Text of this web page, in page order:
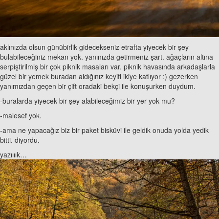
aklınızda olsun günübirlik gidecekseniz etrafta yiyecek bir şey
bulabileceğiniz mekan yok. yanınızda getirmeniz şart. ağaçların altına
serpiştirilmiş bir çok piknik masaları var. piknik havasında arkadaşlarla
güzel bir yemek buradan aldığınız keyifi ikiye katlıyor :) gezerken
yanımızdan geçen bir çift oradaki bekçi ile konuşurken duydum.
-buralarda yiyecek bir şey alabileceğimiz bir yer yok mu?
-malesef yok.
-ama ne yapacağız biz bir paket bisküvi ile geldik onuda yolda yedik
bitti. diyordu.
yazıııık…